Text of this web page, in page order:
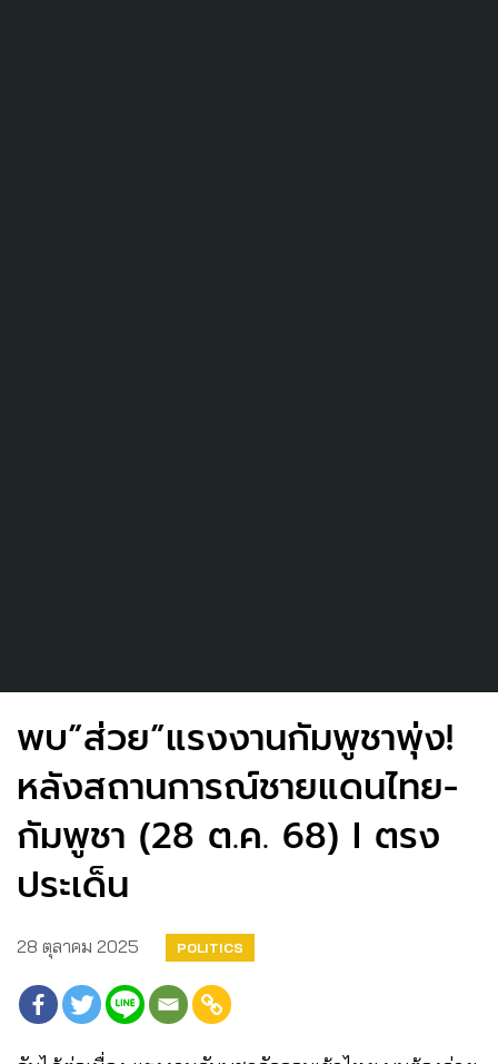
พบ”ส่วย”แรงงานกัมพูชาพุ่ง!
หลังสถานการณ์ชายแดนไทย-
กัมพูชา (28 ต.ค. 68) I ตรง
ประเด็น
28 ตุลาคม 2025 POLITICS